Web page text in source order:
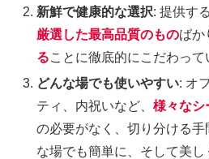
新鮮で健康的な選択: 提供す
厳選した最高品質のものばか
ることに徹底的にこだわって
どんな場でも使いやすい: オ
ティ、内祝いなど、様々なシ
の必要がなく、切り分ける
な場でも簡単に、そして美し